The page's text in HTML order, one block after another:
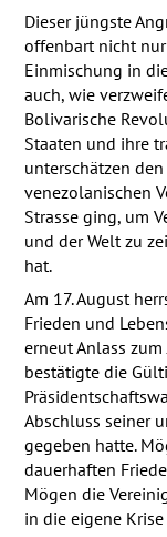
Dieser jüngste
offenbart nicht
Einmischung in
auch, wie
Bolivarische
Staaten und ihre
unterschätzen
venezolanischen
Strasse ging, um
und der Welt zu
hat.
Am 17. August
Frieden und
erneut Anlass
bestätigte die
Abschluss seiner
gegeben hatte.
dauerhaften
Mögen die
in die eigene